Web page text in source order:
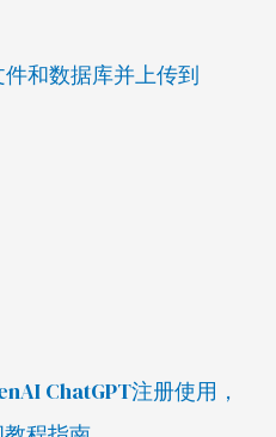
和数据库并上传到
ChatGPT注册使用，